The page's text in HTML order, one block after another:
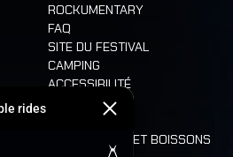
ROCKUMENTARY
FAQ
SITE DU FESTIVAL
CAMPING
ACCESSIBILITÉ
CASHLESS
ALIMENTATION ET BOISSONS